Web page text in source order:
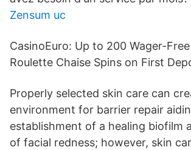
Zensum uc
CasinoEuro: Up to 200 Wager-
Roulette Chaise Spins on First
Properly selected skin care can
environment for barrier repair
establishment of a healing biofilm
of facial redness; however, skin